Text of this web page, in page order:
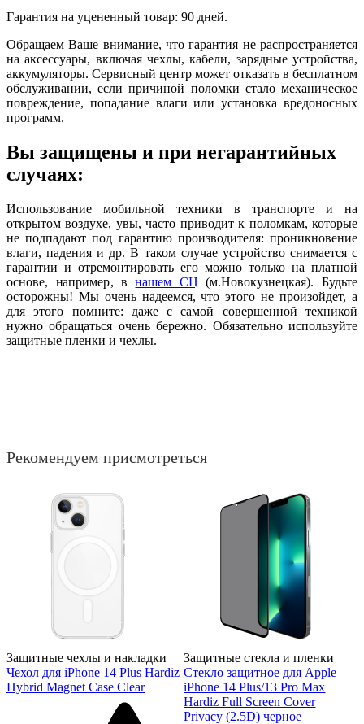
Гарантия на уцененный товар: 90 дней.
Обращаем Ваше внимание, что гарантия не распространяется
на аксессуары, включая чехлы, кабели, зарядные устройства,
аккумуляторы. Сервисный центр может отказать в бесплатном
обслуживании, если причиной поломки стало механическое
повреждение, попадание влаги или установка вредоносных
программ.
Вы защищены и при негарантийных
случаях:
Использование мобильной техники в транспорте и на
открытом воздухе, увы, часто приводит к поломкам, которые
не подпадают под гарантию производителя: проникновение
влаги, падения и др. В таком случае устройство снимается с
гарантии и отремонтировать его можно только на платной
основе, например, внашем СЦ (м.Новокузнецкая). Будьте
осторожны! Мы очень надеемся, что этого не произойдет, а
для этого помните: даже с самой совершенной техникой
нужно обращаться очень бережно. Обязательно используйте
защитные пленки и чехлы.
Рекомендуем присмотреться
Защитные чехлы и накладки
Чехол для iPhone 14 Plus Hardiz
Hybrid Magnet Case Clear
Защитные стекла и пленки
Стекло защитное для Apple
iPhone 14 Plus/13 Pro Max
Hardiz Full Screen Cover
Privacy (2.5D) черное